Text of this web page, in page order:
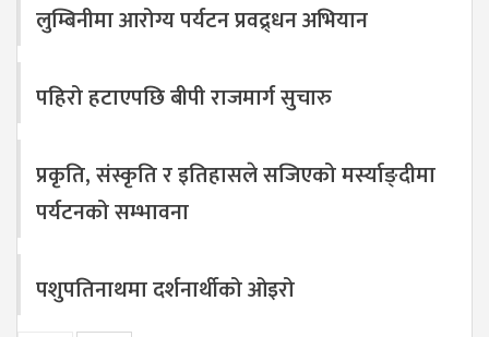
लुम्बिनीमा आरोग्य पर्यटन प्रवद्र्धन अभियान
पहिरो हटाएपछि बीपी राजमार्ग सुचारु
प्रकृति, संस्कृति र इतिहासले सजिएको मर्स्याङ्दीमा
पर्यटनको सम्भावना
पशुपतिनाथमा दर्शनार्थीको ओइरो